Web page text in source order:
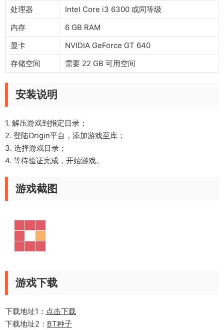
处理器
Intel Core i3 6300 或同等级
内存
6 GB RAM
显卡
NVIDIA GeForce GT 640
存储空间
需要 22 GB 可用空间
安装说明
1. 解压游戏到指定目录；
2. 登陆Origin平台，添加游戏至库；
3. 选择游戏目录；
4. 等待验证完成，开始游戏。
游戏截图
游戏下载
下载地址1： 点击下载
下载地址2： BT种子